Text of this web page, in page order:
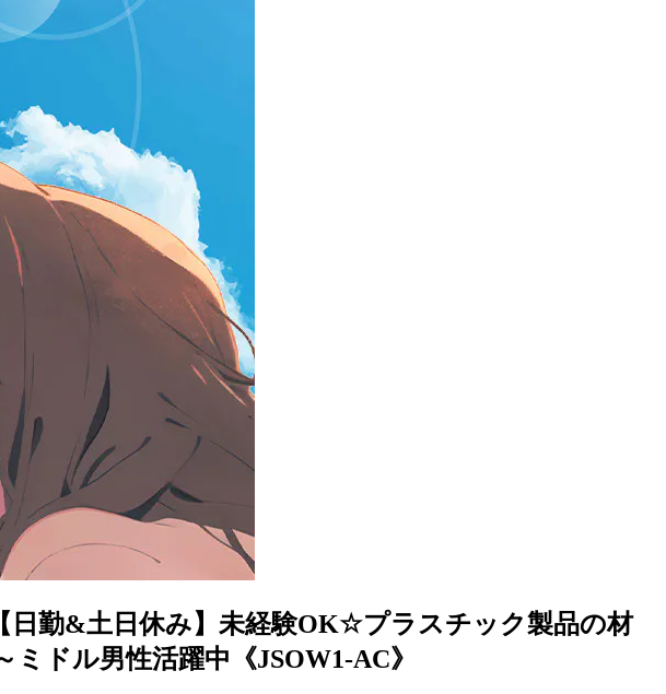
日勤&土日休み】未経験OK☆プラスチック製品の材
ドル男性活躍中《JSOW1-AC》